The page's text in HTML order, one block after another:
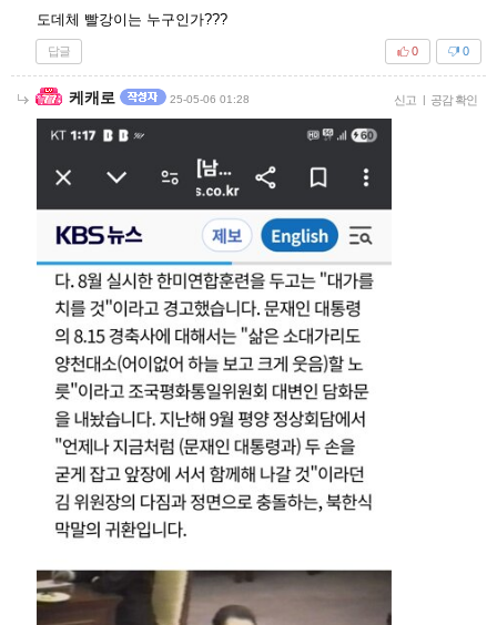
도데체 빨강이는 누구인가???
답글 0
0
케캐로 25-05-06 01:28 신고 | 공감 확인